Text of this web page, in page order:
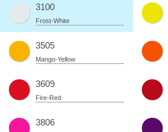
3100
Frost-White
3505
Mango-Yellow
3609
Fire-Red
3806